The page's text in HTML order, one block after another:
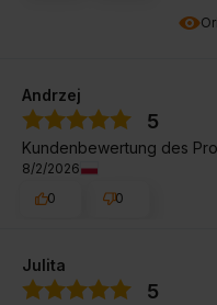
Andrzej
5
Kundenbewertung des
8/2/2026
0
0
Julita
5